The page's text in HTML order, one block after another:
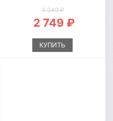
3 349 ₽
2 749 ₽
КУПИТЬ